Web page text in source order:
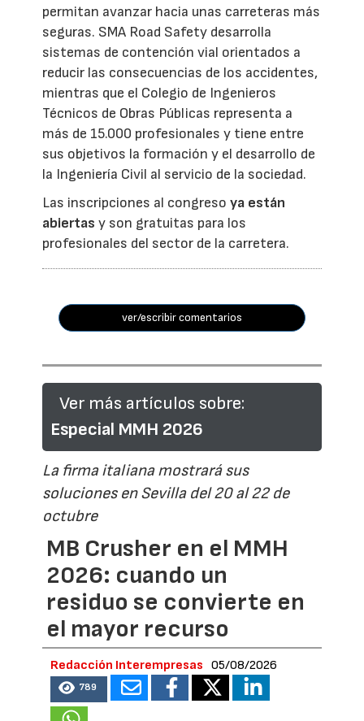
permitan avanzar hacia unas carreteras más
seguras. SMA Road Safety desarrolla
sistemas de contención vial orientados a
reducir las consecuencias de los accidentes,
mientras que el Colegio de Ingenieros
Técnicos de Obras Públicas representa a
más de 15.000 profesionales y tiene entre
sus objetivos la formación y el desarrollo de
la Ingeniería Civil al servicio de la sociedad.
Las inscripciones al congresoya están
abiertas y son gratuitas para los
profesionales del sector de la carretera.
ver/escribir comentarios
Ver más artículos sobre:
Especial MMH 2026
La firma italiana mostrará sus
soluciones en Sevilla del 20 al 22 de
octubre
MB Crusher en el MMH
2026: cuando un
residuo se convierte en
el mayor recurso
Redacción Interempresas 05/08/2026
789